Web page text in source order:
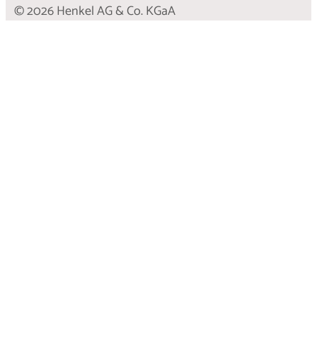
© 2026 Henkel AG & Co. KGaA